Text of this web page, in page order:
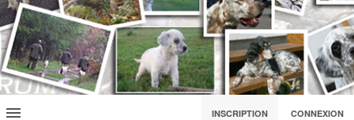
INSCRIPTION CONNEXION